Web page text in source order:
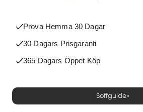
Prova Hemma 30 Dagar
30 Dagars Prisgaranti
365 Dagars Öppet Köp
Soffguide»